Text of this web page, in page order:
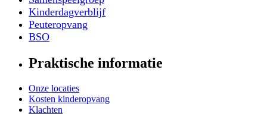
Kinderdagverblijf
Peuteropvang
BSO
Praktische informatie
Onze locaties
Kosten kinderopvang
Klachten